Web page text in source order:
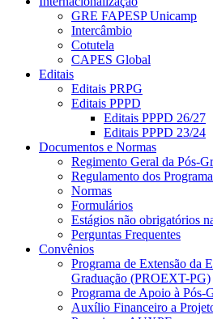
GRE FAPESP Unicamp
Intercâmbio
Cotutela
CAPES Global
Editais
Editais PRPG
Editais PPPD
Editais PPPD 26/27
Editais PPPD 23/24
Documentos e Normas
Regimento Geral da Pós-
Regulamento dos
Normas
Formulários
Estágios não obrigatórios
Perguntas Frequentes
Convênios
Programa de Extensão da
Graduação (PROEXT-PG)
Programa de Apoio à Pós-
Auxílio Financeiro a